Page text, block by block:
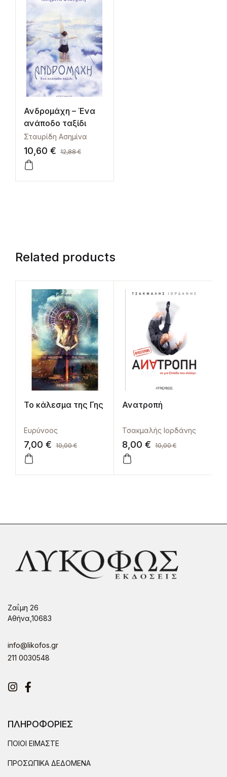
Ανδρομάχη – Ένα
ανάποδο ταξίδι
Σταυρίδη Ασημίνα
10,60 € 12,88€
Related products
Το κάλεσμα της Γης
Ευρύνοος
7,00 € 10,00€
Ανατροπή
Τσακμαλής Ιορδάνης
8,00 € 10,00€
Ζαΐμη 26
Αθήνα,10683
info@likofos.gr
211 0030548
Instagram
Facebook
ΠΛΗΡΟΦΟΡΙΕΣ
ΠΟΙΟΙ ΕΙΜΑΣΤΕ
ΠΡΟΣΩΠΙΚΑ ΔΕΔΟΜΕΝΑ